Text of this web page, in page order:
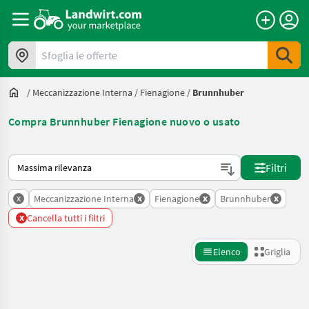
Sfoglia le offerte
/ Meccanizzazione Interna / Fienagione / Brunnhuber
Compra Brunnhuber Fienagione nuovo o usato
Ecco come viene ordinato su Landwirt.com
Filtri
x Meccanizzazione Interna x Fienagione x Brunnhuber x
x Cancella tutti i filtri
Elenco Griglia